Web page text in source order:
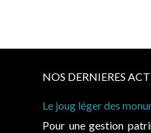
NOS DERNIERES
Le joug léger des
Pour une gestion